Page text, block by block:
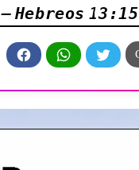
— Hebreos 13:15